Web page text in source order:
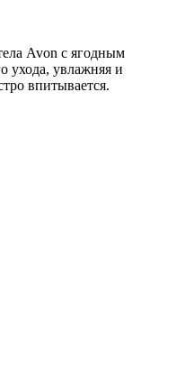
Avon с ягодным
ухода, увлажняя и
впитывается.